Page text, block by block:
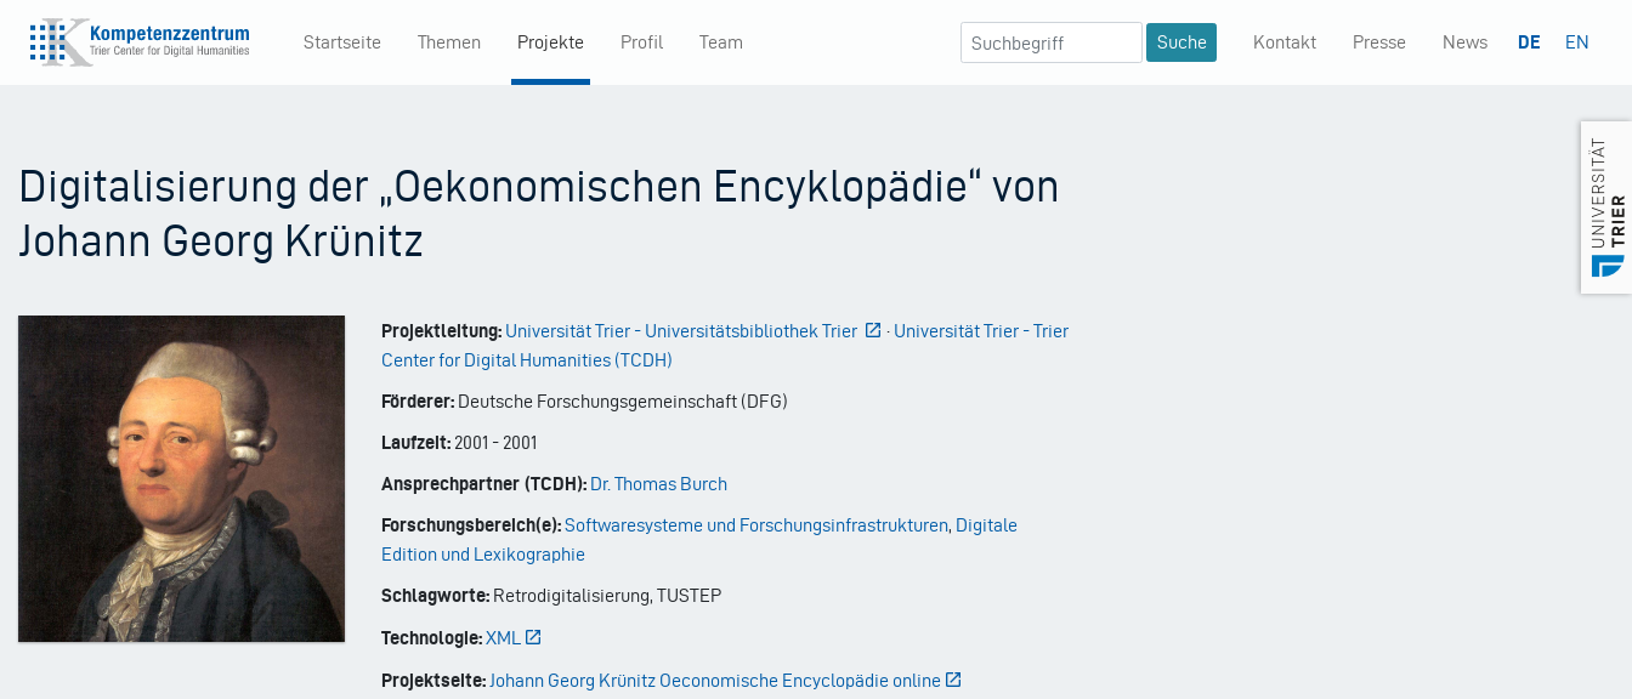
Direkt
zum
Inhalt
Startseite Themen Projekte Profil Team Kontakt Presse News DE EN
Digitalisierung der „Oekonomischen Encyklopädie“ von
Johann Georg Krünitz
Projektleitung: Universität Trier - Universitätsbibliothek Trier · Universität Trier - Trier
Center for Digital Humanities (TCDH)
Förderer:Deutsche Forschungsgemeinschaft (DFG)
Laufzeit: 2001 - 2001
Ansprechpartner (TCDH): Dr. Thomas Burch
Forschungsbereich(e):Softwaresysteme und Forschungsinfrastrukturen, Digitale
Edition und Lexikographie
Schlagworte:Retrodigitalisierung, TUSTEP
Technologie:XML
Projektseite: Johann Georg Krünitz Oeconomische Encyclopädie online